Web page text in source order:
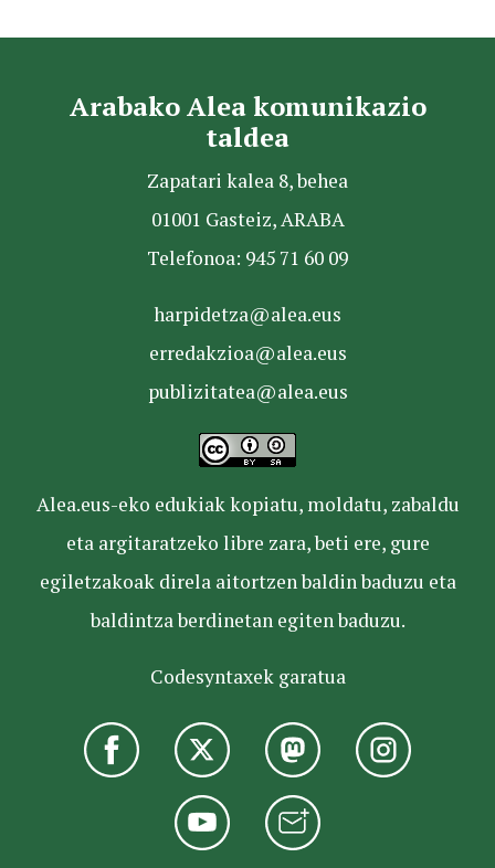
Arabako Alea komunikazio
taldea
Zapatari kalea 8, behea
01001 Gasteiz, ARABA
Telefonoa: 945 71 60 09
harpidetza@alea.eus
erredakzioa@alea.eus
publizitatea@alea.eus
Alea.eus-eko edukiak kopiatu, moldatu, zabaldu
eta argitaratzeko libre zara, beti ere, gure
egiletzakoak direla aitortzen baldin baduzu eta
baldintza berdinetan egiten baduzu.
Codesyntaxek garatua